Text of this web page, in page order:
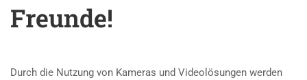
Freunde!
Durch die Nutzung von Kameras und Videolösungen werden